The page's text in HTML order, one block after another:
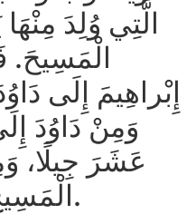
الَّتِي وُلِدَ
الْمَسِيحَ.
إِبْراهِيمَ إِلَى
وَمِنْ دَاوُدَ
عَشَرَ جِيلًا،
الْمَسِيحِ أَرْبَعَةَ عَشَرَ جِيلًا.